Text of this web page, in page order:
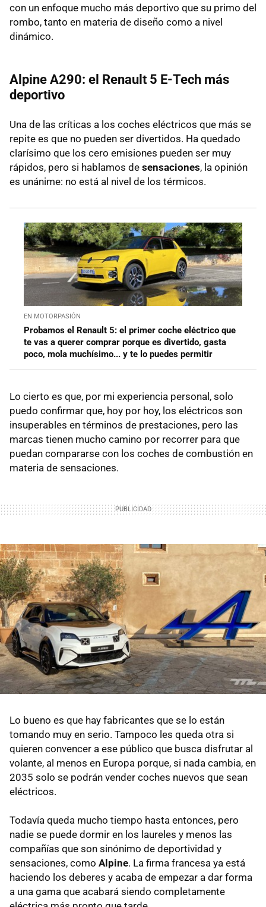
con un enfoque mucho más deportivo que su primo del
rombo, tanto en materia de diseño como a nivel
dinámico.
Alpine A290: el Renault 5 E-Tech más
deportivo
Una de las críticas a los coches eléctricos que más se
repite es que no pueden ser divertidos. Ha quedado
clarísimo que los cero emisiones pueden ser muy
rápidos, pero si hablamos de sensaciones, la opinión
es unánime: no está al nivel de los térmicos.
EN MOTORPASIÓN
Probamos el Renault 5: el primer coche eléctrico que
te vas a querer comprar porque es divertido, gasta
poco, mola muchísimo... y te lo puedes permitir
Lo cierto es que, por mi experiencia personal, solo
puedo confirmar que, hoy por hoy, los eléctricos son
insuperables en términos de prestaciones, pero las
marcas tienen mucho camino por recorrer para que
puedan compararse con los coches de combustión en
materia de sensaciones.
Lo bueno es que hay fabricantes que se lo están
tomando muy en serio. Tampoco les queda otra si
quieren convencer a ese público que busca disfrutar al
volante, al menos en Europa porque, si nada cambia, en
2035 solo se podrán vender coches nuevos que sean
eléctricos.
Todavía queda mucho tiempo hasta entonces, pero
nadie se puede dormir en los laureles y menos las
compañías que son sinónimo de deportividad y
sensaciones, como Alpine. La firma francesa ya está
haciendo los deberes y acaba de empezar a dar forma
a una gama que acabará siendo completamente